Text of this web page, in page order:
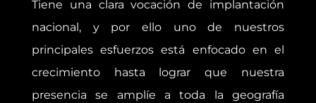
Tiene una clara vocación de implantación
nacional, y por ello uno de nuestros
principales esfuerzos está enfocado en el
crecimiento hasta lograr que nuestra
presencia se amplíe a toda la geografía